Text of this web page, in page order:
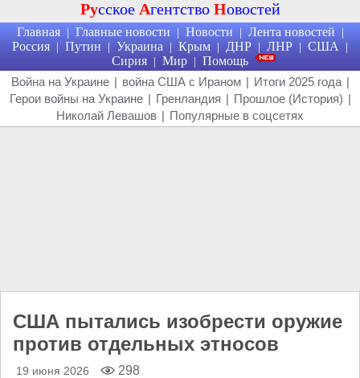
Русское Агентство Новостей
Главная | Главные новости | Новости | Лента новостей |
Россия | Путин | Украина | Крым | ДНР | ЛНР | США |
Сирия | Мир | Помощь
Война на Украине | война США с Ираном | Итоги 2025 года |
Герои войны на Украине | Гренландия | Прошлое (История) |
Николай Левашов | Популярные в соцсетях
США пытались изобрести оружие
против отдельных этносов
19 июня 2026 298